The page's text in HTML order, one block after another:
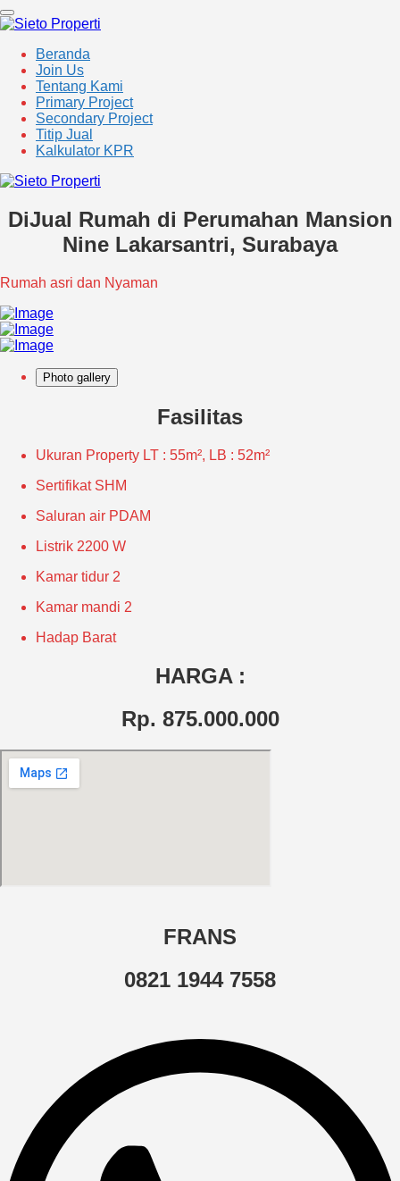
Beranda
Join Us
Tentang Kami
Primary Project
Secondary Project
Titip Jual
Kalkulator KPR
DiJual Rumah di Perumahan Mansion
Nine Lakarsantri, Surabaya
Rumah asri dan Nyaman
Photo gallery
Fasilitas
Ukuran Property LT : 55m², LB : 52m²
Sertifikat SHM
Saluran air PDAM
Listrik 2200 W
Kamar tidur 2
Kamar mandi 2
Hadap Barat
HARGA :
Rp. 875.000.000
FRANS
0821 1944 7558